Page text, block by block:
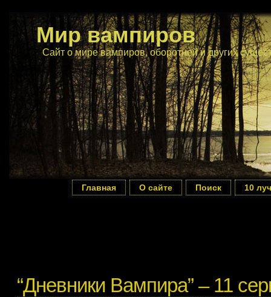
Мир вампиров
Сайт о мире вампиров, оборотней и других
Главная О сайте Поиск 10
“Дневники Вампира” – 11